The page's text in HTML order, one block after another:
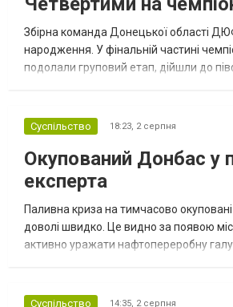
Збірна команда Донецької області
народження. У фінальній частині
подолали груповий етап, дійшли до
Суспільство 18:23, 2 серпня
Окупований Донбас у
експерта
Паливна криза на тимчасово
доволі швидко. Це видно за появою
активно уражати нафтопереробну
Суспільство 14:35, 2 серпня